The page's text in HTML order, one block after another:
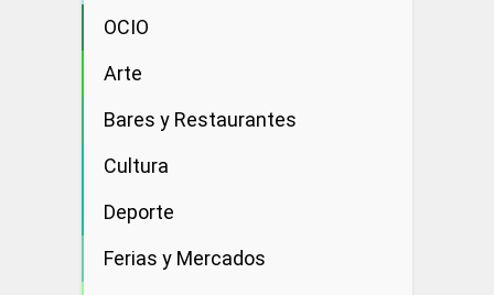
OCIO
Arte
Bares y Restaurantes
Cultura
Deporte
Ferias y Mercados